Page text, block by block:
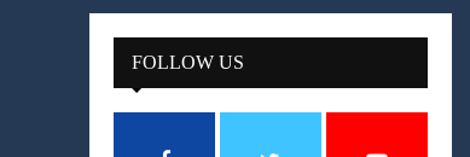
FOLLOW US